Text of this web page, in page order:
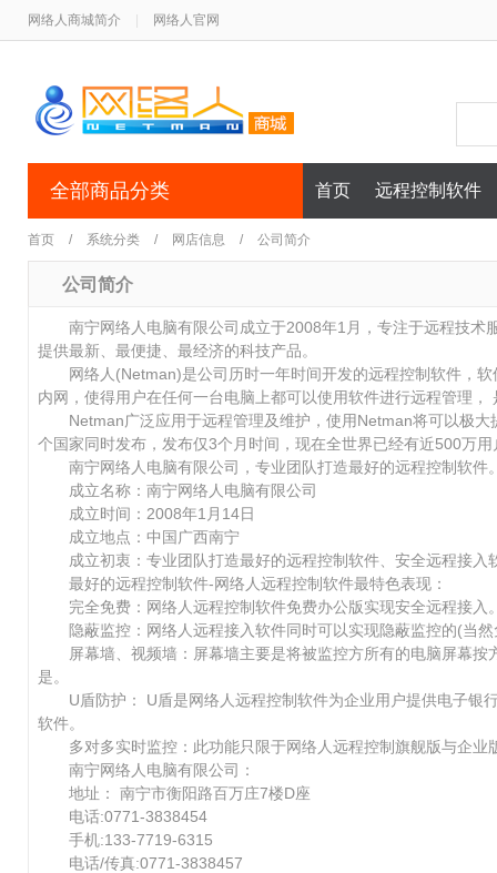
网络人商城简介 网络人官网
全部商品分类 首页 远程控制软件
首页 / 系统分类 / 网店信息 / 公司简介
公司简介
南宁网络人电脑有限公司成立于2008年1月，专注于远程技术
提供最新、最便捷、最经济的科技产品。
网络人(Netman)是公司历时一年时间开发的远程控制软件，软
内网，使得用户在任何一台电脑上都可以使用软件进行远程管理
Netman广泛应用于远程管理及维护，使用Netman将可以极大
个国家同时发布，发布仅3个月时间，现在全世界已经有近500万
南宁网络人电脑有限公司，专业团队打造最好的远程控制软件
成立名称：南宁网络人电脑有限公司
成立时间：2008年1月14日
成立地点：中国广西南宁
成立初衷：专业团队打造最好的远程控制软件、安全远程接入
最好的远程控制软件-网络人远程控制软件最特色表现：
完全免费：网络人远程控制软件免费办公版实现安全远程接入
隐蔽监控：网络人远程接入软件同时可以实现隐蔽监控的(当然
屏幕墙、视频墙：屏幕墙主要是将被监控方所有的电脑屏幕按
是。
U盾防护： U盾是网络人远程控制软件为企业用户提供电子银
软件。
多对多实时监控：此功能只限于网络人远程控制旗舰版与企业
南宁网络人电脑有限公司：
地址： 南宁市衡阳路百万庄7楼D座
电话:0771-3838454
手机:133-7719-6315
电话/传真:0771-3838457